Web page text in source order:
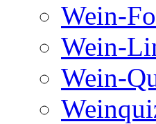
Wein-
Wein-
Wein-